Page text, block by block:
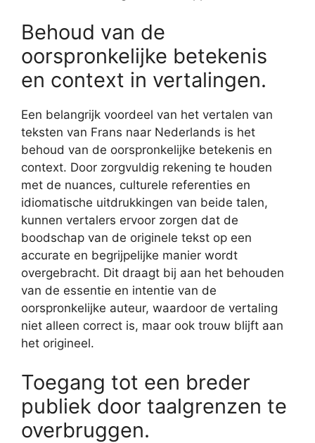
Behoud van de
oorspronkelijke betekenis
en context in vertalingen.
Een belangrijk voordeel van het vertalen van
teksten van Frans naar Nederlands is het
behoud van de oorspronkelijke betekenis en
context. Door zorgvuldig rekening te houden
met de nuances, culturele referenties en
idiomatische uitdrukkingen van beide talen,
kunnen vertalers ervoor zorgen dat de
boodschap van de originele tekst op een
accurate en begrijpelijke manier wordt
overgebracht. Dit draagt bij aan het behouden
van de essentie en intentie van de
oorspronkelijke auteur, waardoor de vertaling
niet alleen correct is, maar ook trouw blijft aan
het origineel.
Toegang tot een breder
publiek door taalgrenzen te
overbruggen.